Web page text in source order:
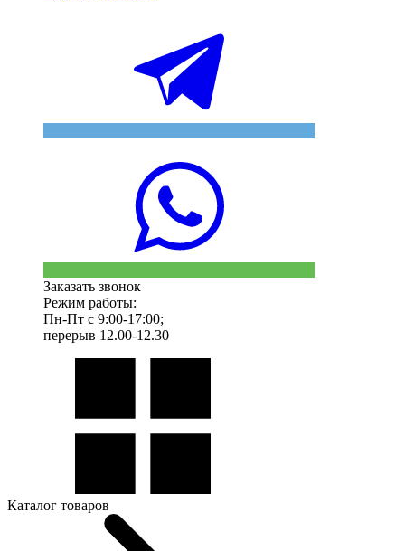
Заказать звонок
Режим работы:
Пн-Пт с 9:00-17:00;
перерыв 12.00-12.30
Каталог товаров